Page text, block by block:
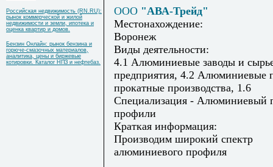
Российская недвижимость (RN.RU):
рынок коммерческой и жилой
недвижимости и земли, ипотека и
оценка квартир и домов.
Бензин Онлайн: рынок бензина и
горюче-смазочных материалов,
аналитика, цены и биржевые
котировки. Каталог НПЗ и нефтебаз.
ООО "АВА-Трейд"
Местонахождение:
Воронеж
Виды деятельности:
4.1 Алюминиевые заводы и
предприятия, 4.2 Алюминиевые
прокатные производства, 1.6
Специализация - Алюминиевый
профили
Краткая информация:
Производим широкий спектр
алюминиевого профиля